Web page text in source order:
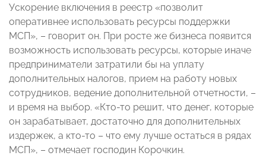
Ускорение включения в реестр «позволит
оперативнее использовать ресурсы поддержки
МСП», – говорит он. При росте же бизнеса появится
возможность использовать ресурсы, которые иначе
предприниматели затратили бы на уплату
дополнительных налогов, прием на работу новых
сотрудников, ведение дополнительной отчетности, –
и время на выбор. «Кто-то решит, что денег, которые
он зарабатывает, достаточно для дополнительных
издержек, а кто-то – что ему лучше остаться в рядах
МСП», – отмечает господин Корочкин.